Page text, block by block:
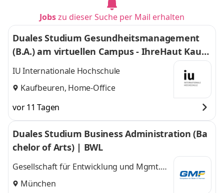
Jobszu dieser Suche per Mail erhalten
Duales Studium Gesundheitsmanagement
(B.A.) am virtuellen Campus - IhreHaut Kaufb
euren - Praxis dr. sc. dr. med. Maja Grahovac
IU Internationale Hochschule
Kaufbeuren, Home-Office
vor 11 Tagen
Duales Studium Business Administration (Ba
chelor of Arts) | BWL
Gesellschaft für Entwicklung und Mgmt.
von Freizeitsystemen GMF GmbH & Co. KG
München